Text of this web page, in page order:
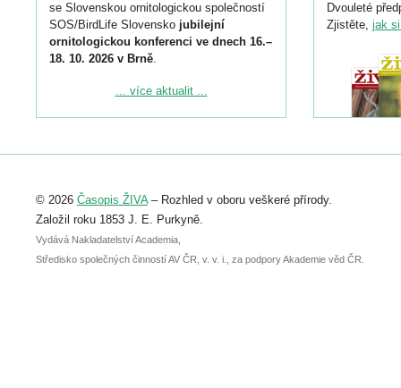
se Slovenskou ornitologickou společností
SOS/BirdLife Slovensko jubilejní
ornitologickou konferenci ve dnech 16.–
18. 10. 2026 v Brně.
Podrobnější informace ke konferenci
Registrovat se můžete do 6. září.
abstraktu přihlášené přednášky nebo
posteru je už 30. června.
... více aktualit ...
Dvouleté
Zjistěte, jak
© 2026 Časopis ŽIVA– Rozhled v oboru veškeré přírody.
Založil roku 1853 J. E. Purkyně.
Vydává Nakladatelství Academia,
Středisko společných činností AV ČR, v. v. i., za podpory Akademie věd ČR.